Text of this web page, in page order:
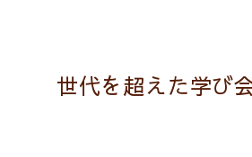
世代を超えた学び